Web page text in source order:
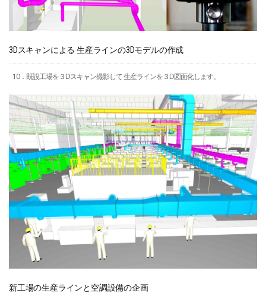
3Dスキャンによる 生産ラインの3Dモデルの作成
10．既設工場を３Dスキャン撮影して 生産ラインを３D図面化します。
新工場の生産ラインと空調設備の企画